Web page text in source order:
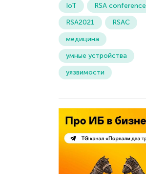
IoT
RSA conference
RSA2021
RSAC
медицина
умные устройства
уязвимости